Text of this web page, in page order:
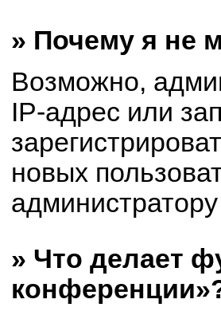
» Почему я не
Возможно,
IP-адрес или
новых
» Что делает